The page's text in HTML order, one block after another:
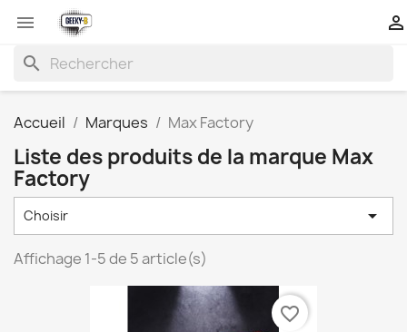


search
Accueil Marques Max Factory
Liste des produits de la marque Max
Factory
Choisir 
Affichage 1-5 de 5 article(s)
favorite_border